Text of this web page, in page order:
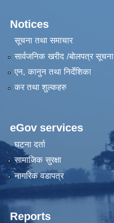
Notices
सूचना तथा समाचार
सार्वजनिक खरीद /बोलपत्र सूचना
एन, कानुन तथा निर्देशिका
कर तथा शुल्कहरु
eGov services
घटना दर्ता
सामाजिक सुरक्षा
नागरिक वडापत्र
Reports